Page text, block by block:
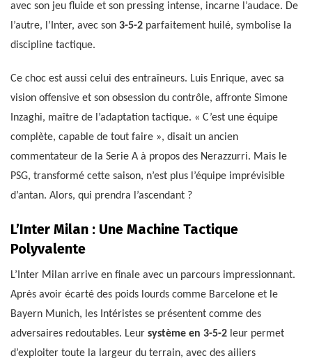
avec son jeu fluide et son pressing intense, incarne l’audace. De
l’autre, l’Inter, avec son 3-5-2 parfaitement huilé, symbolise la
discipline tactique.
Ce choc est aussi celui des entraîneurs. Luis Enrique, avec sa
vision offensive et son obsession du contrôle, affronte Simone
Inzaghi, maître de l’adaptation tactique. « C’est une équipe
complète, capable de tout faire », disait un ancien
commentateur de la Serie A à propos des Nerazzurri. Mais le
PSG, transformé cette saison, n’est plus l’équipe imprévisible
d’antan. Alors, qui prendra l’ascendant ?
L’Inter Milan : Une Machine Tactique
Polyvalente
L’Inter Milan arrive en finale avec un parcours impressionnant.
Après avoir écarté des poids lourds comme Barcelone et le
Bayern Munich, les Intéristes se présentent comme des
adversaires redoutables. Leur système en 3-5-2 leur permet
d’exploiter toute la largeur du terrain, avec des ailiers